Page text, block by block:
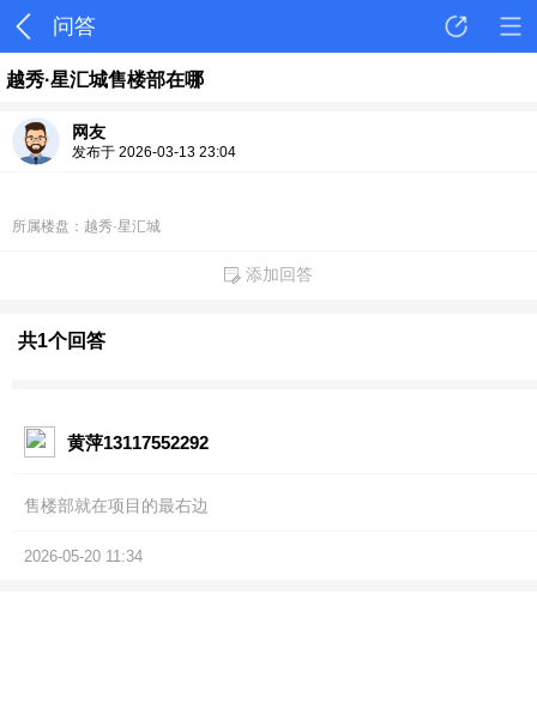
问答
越秀·星汇城售楼部在哪
网友
发布于 2026-03-13 23:04
所属楼盘：越秀·星汇城
添加回答
共1个回答
黄萍13117552292
售楼部就在项目的最右边
2026-05-20 11:34